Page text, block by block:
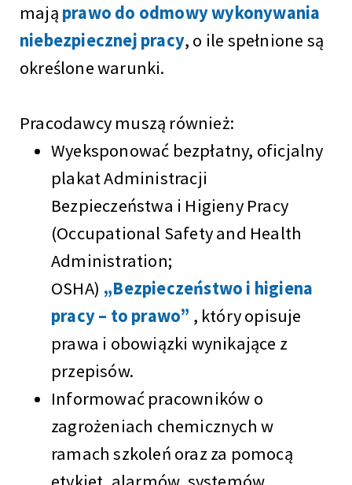
mają prawo do odmowy wykonywania
niebezpiecznej pracy, o ile spełnione są
określone warunki.
Pracodawcy muszą również:
Wyeksponować bezpłatny, oficjalny
plakat Administracji
Bezpieczeństwa i Higieny Pracy
(Occupational Safety and Health
Administration;
OSHA) „Bezpieczeństwo i higiena
pracy – to prawo” , który opisuje
prawa i obowiązki wynikające z
przepisów.
Informować pracowników o
zagrożeniach chemicznych w
ramach szkoleń oraz za pomocą